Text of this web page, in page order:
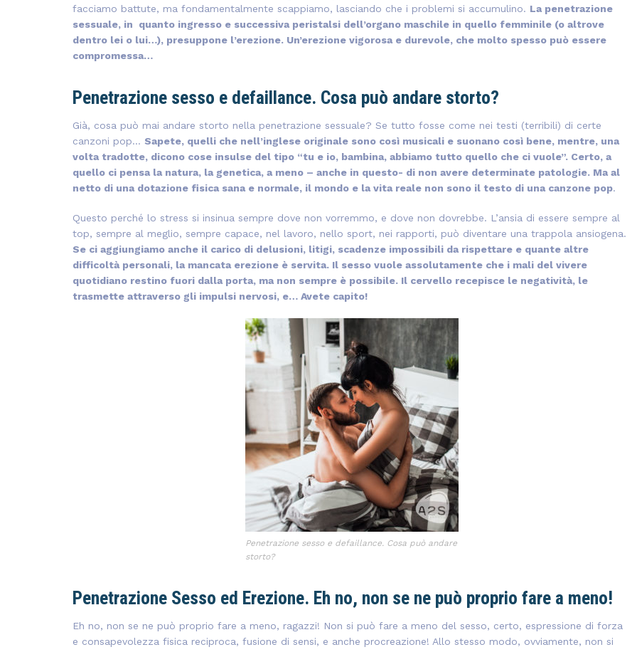
facciamo battute, ma fondamentalmente scappiamo, lasciando che i problemi si accumulino. La penetrazione
sessuale, in quanto ingresso e successiva peristalsi dell’organo maschile in quello femminile (o altrove
dentro lei o lui…), presuppone l’erezione. Un’erezione vigorosa e durevole, che molto spesso può essere
compromessa…
Penetrazione sesso e defaillance. Cosa può andare storto?
Già, cosa può mai andare storto nella penetrazione sessuale? Se tutto fosse come nei testi (terribili) di certe
canzoni pop… Sapete, quelli che nell’inglese originale sono così musicali e suonano così bene, mentre, una
volta tradotte, dicono cose insulse del tipo “tu e io, bambina, abbiamo tutto quello che ci vuole”. Certo, a
quello ci pensa la natura, la genetica, a meno – anche in questo- di non avere determinate patologie. Ma al
netto di una dotazione fisica sana e normale, il mondo e la vita reale non sono il testo di una canzone pop.
Questo perché lo stress si insinua sempre dove non vorremmo, e dove non dovrebbe. L’ansia di essere sempre al
top, sempre al meglio, sempre capace, nel lavoro, nello sport, nei rapporti, può diventare una trappola ansiogena.
Se ci aggiungiamo anche il carico di delusioni, litigi, scadenze impossibili da rispettare e quante altre
difficoltà personali, la mancata erezione è servita. Il sesso vuole assolutamente che i mali del vivere
quotidiano restino fuori dalla porta, ma non sempre è possibile. Il cervello recepisce le negatività, le
trasmette attraverso gli impulsi nervosi, e… Avete capito!
Penetrazione sesso e defaillance. Cosa può andare
storto?
Penetrazione Sesso ed Erezione. Eh no, non se ne può proprio fare a meno!
Eh no, non se ne può proprio fare a meno, ragazzi! Non si può fare a meno del sesso, certo, espressione di forza
e consapevolezza fisica reciproca, fusione di sensi, e anche procreazione! Allo stesso modo, ovviamente, non si